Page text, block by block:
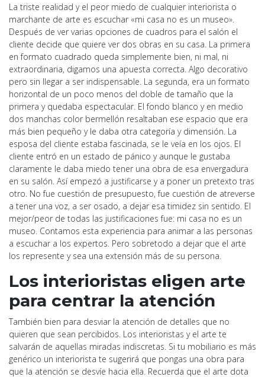
La triste realidad y el peor miedo de cualquier interiorista o
marchante de arte es escuchar «mi casa no es un museo».
Después de ver varias opciones de cuadros para el salón el
cliente decide que quiere ver dos obras en su casa. La primera
en formato cuadrado queda simplemente bien, ni mal, ni
extraordinaria, digamos una apuesta correcta. Algo decorativo
pero sin llegar a ser indispensable. La segunda, era un formato
horizontal de un poco menos del doble de tamaño que la
primera y quedaba espectacular. El fondo blanco y en medio
dos manchas color bermellón resaltaban ese espacio que era
más bien pequeño y le daba otra categoría y dimensión. La
esposa del cliente estaba fascinada, se le veía en los ojos. El
cliente entró en un estado de pánico y aunque le gustaba
claramente le daba miedo tener una obra de esa envergadura
en su salón. Así empezó a justificarse y a poner un pretexto tras
otro. No fue cuestión de presupuesto, fue cuestión de atreverse
a tener una voz, a ser osado, a dejar esa timidez sin sentido. El
mejor/peor de todas las justificaciones fue: mi casa no es un
museo. Contamos esta experiencia para animar a las personas
a escuchar a los expertos. Pero sobretodo a dejar que el arte
los represente y sea una extensión más de su persona.
Los interioristas eligen arte
para centrar la atención
También bien para desviar la atención de detalles que no
quieren que sean percibidos. Los interioristas y el arte te
salvarán de aquellas miradas indiscretas. Si tu mobiliario es más
genérico un interiorista te sugerirá que pongas una obra para
que la atención se desvíe hacia ella. Recuerda que el arte dota